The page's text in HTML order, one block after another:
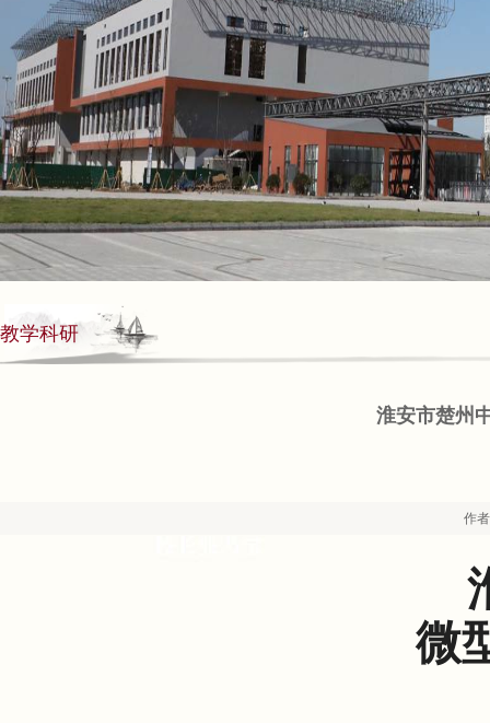
教学科研
淮安市楚州
作
微